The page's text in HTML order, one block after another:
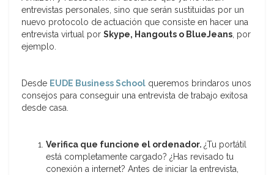
entrevistas personales, sino que serán sustituidas por un
nuevo protocolo de actuación que consiste en hacer una
entrevista virtual por Skype, Hangouts o BlueJeans, por
ejemplo.
Desde EUDE Business School queremos brindaros unos
consejos para conseguir una entrevista de trabajo exitosa
desde casa.
Verifica que funcione el ordenador. ¿Tu portátil
está completamente cargado? ¿Has revisado tu
conexión a internet? Antes de iniciar la entrevista,